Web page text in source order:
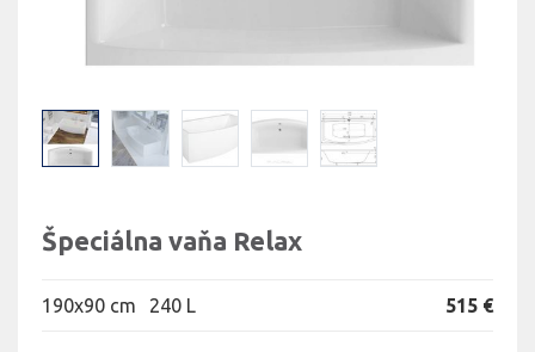
Špeciálna vaňa Relax
190x90 cm 240 L 515 €